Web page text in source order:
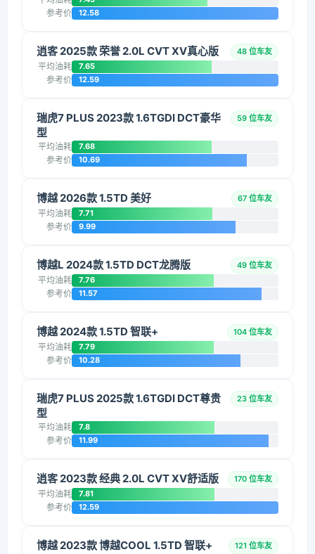
参考价 12.58
逍客 2025款 荣誉 2.0L CVT XV真心版 48 位车友
平均油耗 7.65
参考价 12.59
瑞虎7 PLUS 2023款 1.6TGDI DCT豪华
型
59 位车友
平均油耗 7.68
参考价 10.69
博越 2026款 1.5TD 美好 67 位车友
平均油耗 7.71
参考价 9.99
博越L 2024款 1.5TD DCT龙腾版 49 位车友
平均油耗 7.76
参考价 11.57
博越 2024款 1.5TD 智联+ 104 位车友
平均油耗 7.79
参考价 10.28
瑞虎7 PLUS 2025款 1.6TGDI DCT尊贵
型
23 位车友
平均油耗 7.8
参考价 11.99
逍客 2023款 经典 2.0L CVT XV舒适版 170 位车友
平均油耗 7.81
参考价 12.59
博越 2023款 博越COOL 1.5TD 智联+ 121 位车友